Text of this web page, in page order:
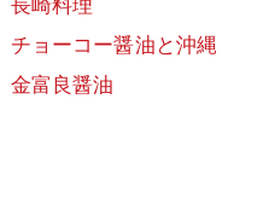
長崎料理
チョーコー醤油と沖縄
金富良醤油